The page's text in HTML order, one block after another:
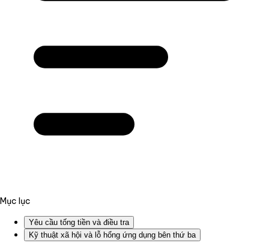
Mục lục
Yêu cầu tống tiền và điều tra
Kỹ thuật xã hội và lỗ hổng ứng dụng bên thứ ba